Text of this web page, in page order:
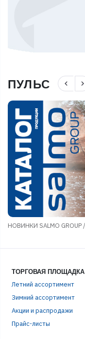
ПУЛЬС navigate_before navigate_next
НОВИНКИ SALMO
ТОРГОВАЯ ПЛОЩАДКА
Летний ассортимент
Зимний ассортимент
Акции и распродажи
Прайс-листы